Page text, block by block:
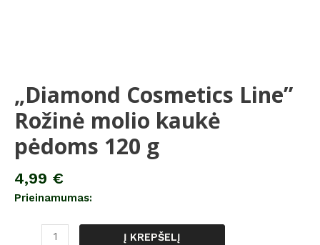
„Diamond Cosmetics Line”
Rožinė molio kaukė
pėdoms 120 g
4,99 €
Prieinamumas:
Į KREPŠELĮ